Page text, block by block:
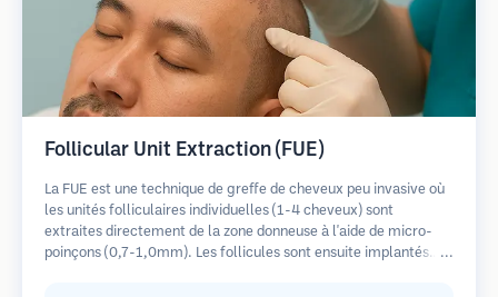
Follicular Unit Extraction (FUE)
La FUE est une technique de greffe de cheveux peu invasive où
les unités folliculaires individuelles (1-4 cheveux) sont
extraites directement de la zone donneuse à l'aide de micro-
poinçons (0,7-1,0mm). Les follicules sont ensuite implantés